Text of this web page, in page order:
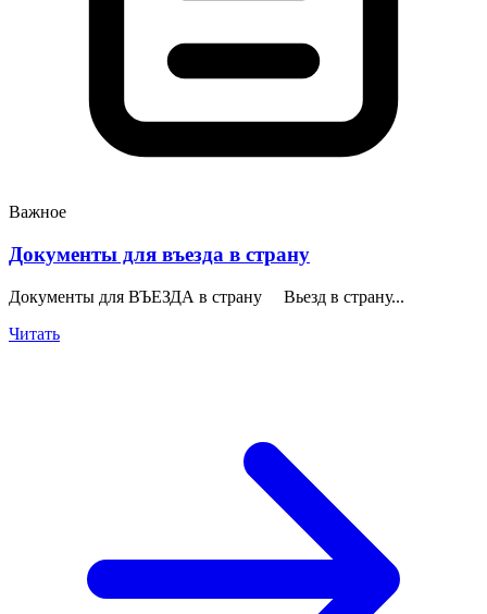
Важное
Документы для въезда в страну
Документы для ВЪЕЗДА в страну Вьезд в страну...
Читать